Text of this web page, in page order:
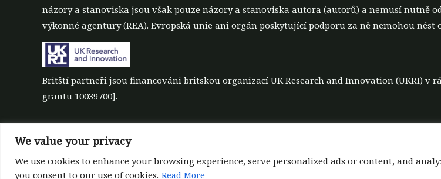
We value your privacy
We use cookies to enhance your browsing experience, serve personalized ads or content, and
you consent to our use of cookies. Read More
názory a stanoviska jsou však pouze názory a stanoviska autora (autorů) a nemusí nutně
výkonné agentury (REA). Evropská unie ani orgán poskytující podporu za ně nemohou nést
Britští partneři jsou financováni britskou organizací UK Research and Innovation (UKRI)
grantu 10039700].
©All rights reserved 2022-2026 | ReForest project
Designed and Developed byEuroproject Ltd.